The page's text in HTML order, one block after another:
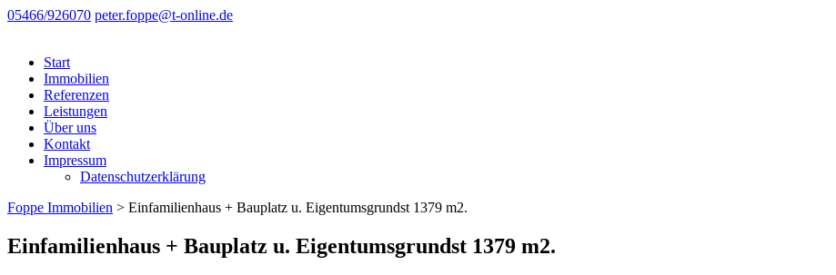
05466/926070 peter.foppe@t-online.de
Start
Immobilien
Referenzen
Leistungen
Über uns
Kontakt
Impressum
Datenschutzerklärung
Foppe Immobilien > Einfamilienhaus + Bauplatz u. Eigentumsgrundst 1379 m2.
Einfamilienhaus + Bauplatz u. Eigentumsgrundst 1379 m2.